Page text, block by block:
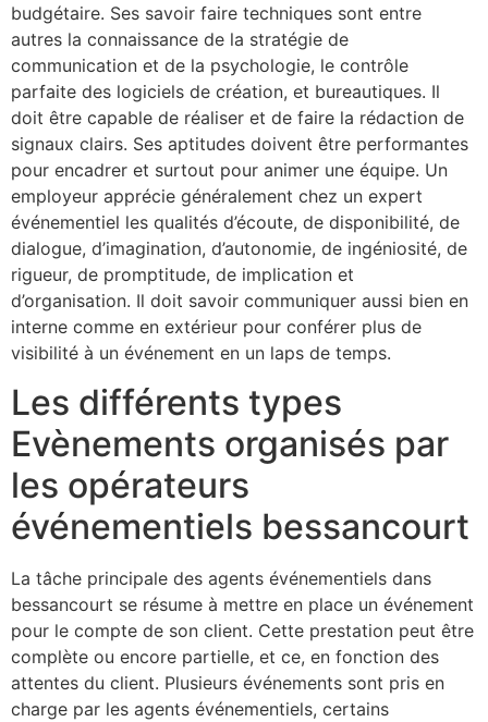
budgétaire. Ses savoir faire techniques sont entre
autres la connaissance de la stratégie de
communication et de la psychologie, le contrôle
parfaite des logiciels de création, et bureautiques. Il
doit être capable de réaliser et de faire la rédaction de
signaux clairs. Ses aptitudes doivent être performantes
pour encadrer et surtout pour animer une équipe. Un
employeur apprécie généralement chez un expert
événementiel les qualités d’écoute, de disponibilité, de
dialogue, d’imagination, d’autonomie, de ingéniosité, de
rigueur, de promptitude, de implication et
d’organisation. Il doit savoir communiquer aussi bien en
interne comme en extérieur pour conférer plus de
visibilité à un événement en un laps de temps.
Les différents types
Evènements organisés par
les opérateurs
événementiels bessancourt
La tâche principale des agents événementiels dans
bessancourt se résume à mettre en place un événement
pour le compte de son client. Cette prestation peut être
complète ou encore partielle, et ce, en fonction des
attentes du client. Plusieurs événements sont pris en
charge par les agents événementiels, certains